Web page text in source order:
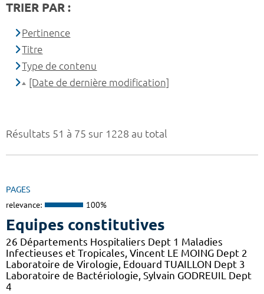
Résultats 51 à 75 sur 1228 au total
PAGES
relevance: 100%
Equipes constitutives
26 Départements Hospitaliers Dept 1 Maladies
Infectieuses et Tropicales, Vincent LE MOING Dept 2
Laboratoire de Virologie, Edouard TUAILLON Dept 3
Laboratoire de Bactériologie, Sylvain GODREUIL Dept
4
TRIER PAR :
Pertinence
Titre
Type de contenu
[Date de dernière modification]